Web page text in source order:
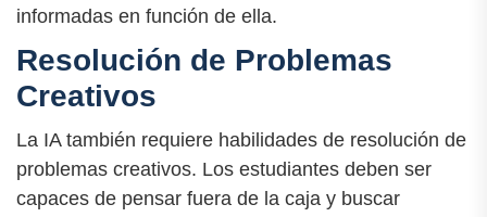
informadas en función de ella.
Resolución de Problemas
Creativos
La IA también requiere habilidades de resolución de
problemas creativos. Los estudiantes deben ser
capaces de pensar fuera de la caja y buscar